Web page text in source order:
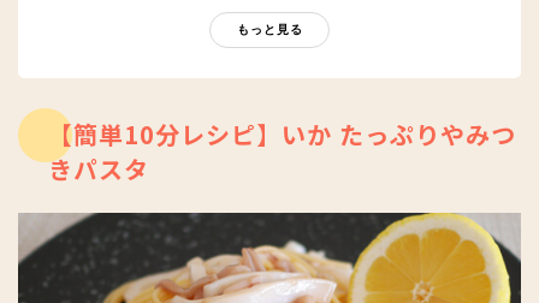
後、医学分野における食知識を深めたいと思い、同大学院医学
系研究科に進学し、基礎医学、栄養学、細胞情報学などを幅広
く学ぶ。
向転換。
独自で健康食の探求をはじめる。これまでに、食品企業へのコ
ンサルティングを多数手掛けながら、テレビやラジオ、雑誌、
人気。趣味は世界の食探検。好きな食べ物はウニとマヨネー
ズ。
もっと見る
【簡単10分レシピ】いか たっぷりやみつ
きパスタ